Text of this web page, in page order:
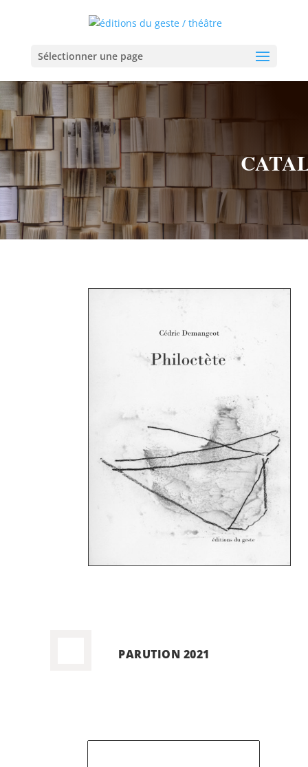
Sélectionner une page
PARUTION 2021